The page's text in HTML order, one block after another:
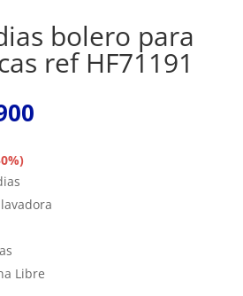
bolero para
ref HF71191
Libre